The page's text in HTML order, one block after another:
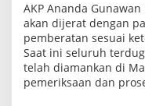
AKP Ananda
akan dijerat dengan
pemberatan sesuai
Saat ini seluruh
telah diamankan di
pemeriksaan dan